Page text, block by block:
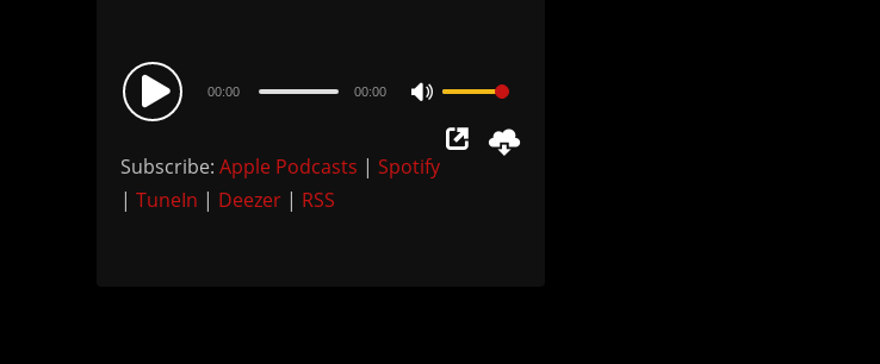
Audio
Player
00:00 00:00
Up/Down
Subscribe: Apple Podcasts | Spotify
| TuneIn | Deezer| RSS